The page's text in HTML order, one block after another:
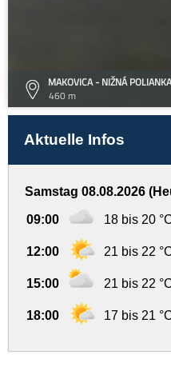
MAKOVICA - NIŽNÁ POLIANKA
460 m
Aktuelle Infos
Samstag 08.08.2026
09:00 18 bis 20
12:00 21 bis 22
15:00 21 bis 22
18:00 17 bis 21